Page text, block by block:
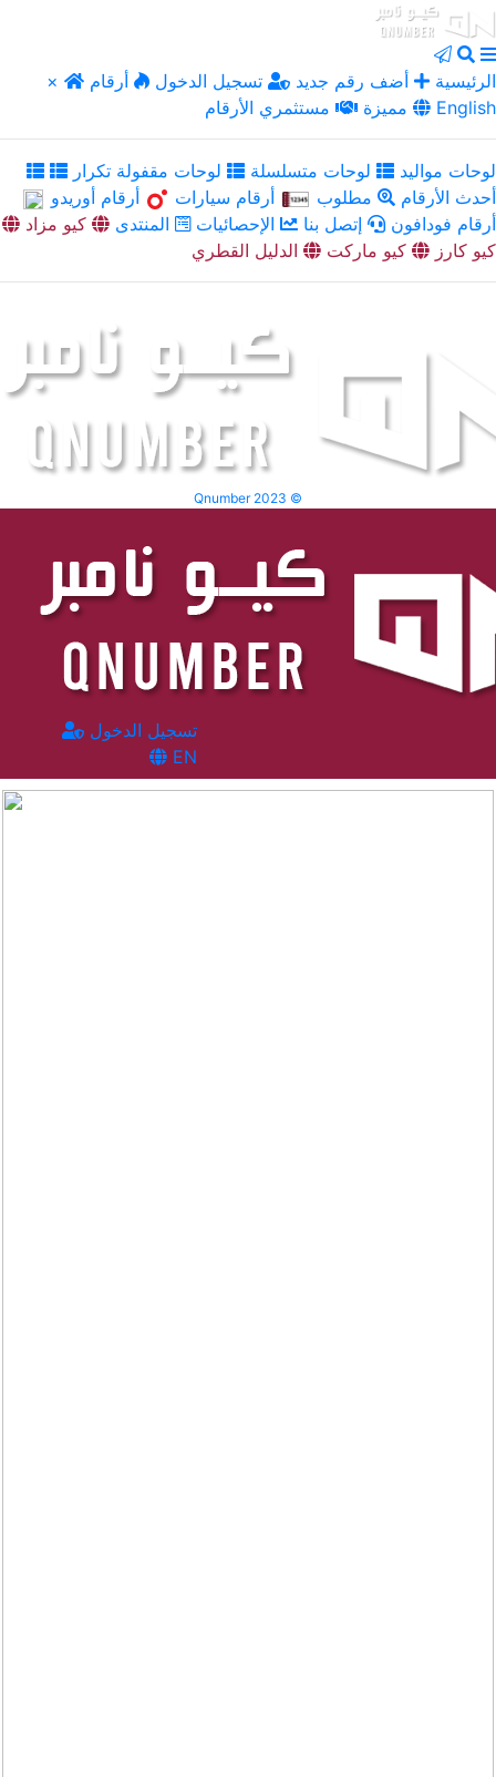
× الرئيسية أضف رقم جديد تسجيل الدخول
أرقام
مميزة
مستثمري الأرقام English
لوحات مواليد لوحات متسلسلة
لوحات مقفولة تكرار
أحدث الأرقام
مطلوب أرقام سيارات
أرقام أوريدو
أرقام فودافون
إتصل بنا الإحصائيات المنتدى
كيو مزاد
كيو كارز
كيو ماركت الدليل القطري
Qnumber 2023 ©
تسجيل الدخول
EN